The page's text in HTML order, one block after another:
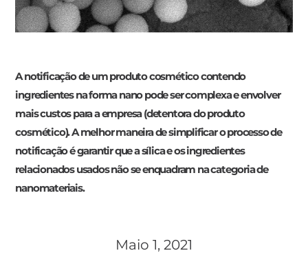
A notificação de um produto cosmético contendo
ingredientes na forma nano pode ser complexa e envolver
mais custos para a empresa (detentora do produto
cosmético). A melhor maneira de simplificar o processo de
notificação é garantir que a sílica e os ingredientes
relacionados usados ​​não se enquadram na categoria de
nanomateriais.
Maio 1, 2021